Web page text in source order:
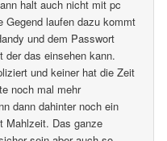
halt auch nicht mit pc
Gegend laufen dazu kommt
und dem Passwort
das einsehen kann.
und keiner hat die Zeit
noch mal mehr
dann dahinter noch ein
Mahlzeit. Das ganze